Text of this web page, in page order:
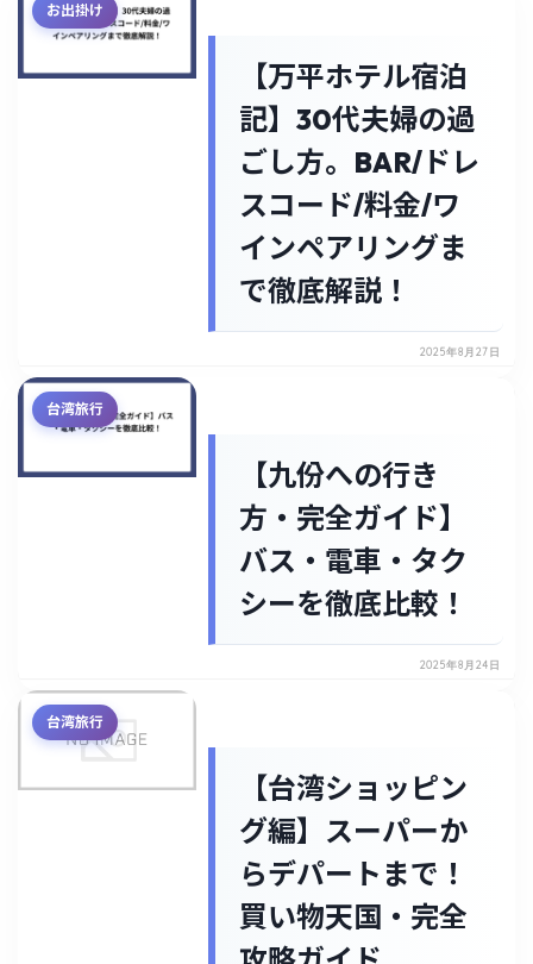
お出掛け
【万平ホテル宿泊
記】30代夫婦の過
ごし方。BAR/ドレ
スコード/料金/ワ
インペアリングま
で徹底解説！
2025年8月27日
台湾旅行
【九份への行き
方・完全ガイド】
バス・電車・タク
シーを徹底比較！
2025年8月24日
台湾旅行
【台湾ショッピン
グ編】スーパーか
らデパートまで！
買い物天国・完全